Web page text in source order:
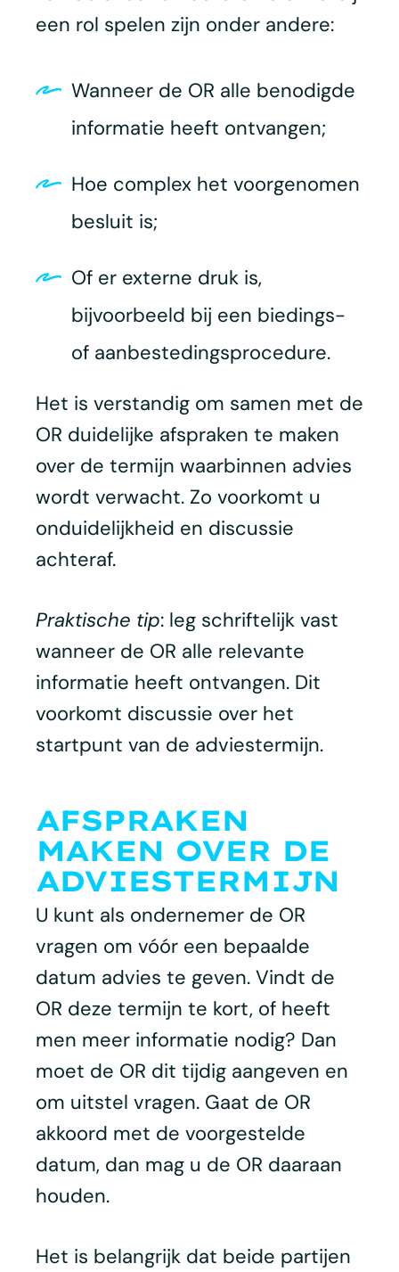
een rol spelen zijn onder andere:
Wanneer de OR alle benodigde
informatie heeft ontvangen;
Hoe complex het voorgenomen
besluit is;
Of er externe druk is,
bijvoorbeeld bij een biedings-
of aanbestedingsprocedure.
Het is verstandig om samen met de
OR duidelijke afspraken te maken
over de termijn waarbinnen advies
wordt verwacht. Zo voorkomt u
onduidelijkheid en discussie
achteraf.
Praktische tip: leg schriftelijk vast
wanneer de OR alle relevante
informatie heeft ontvangen. Dit
voorkomt discussie over het
startpunt van de adviestermijn.
AFSPRAKEN
MAKEN OVER DE
ADVIESTERMIJN
U kunt als ondernemer de OR
vragen om vóór een bepaalde
datum advies te geven. Vindt de
OR deze termijn te kort, of heeft
men meer informatie nodig? Dan
moet de OR dit tijdig aangeven en
om uitstel vragen. Gaat de OR
akkoord met de voorgestelde
datum, dan mag u de OR daaraan
houden.
Het is belangrijk dat beide partijen